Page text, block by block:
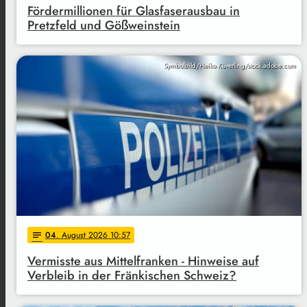
Fördermillionen für Glasfaserausbau in
Pretzfeld und Gößweinstein
Symbolbild/Heiko Küverling/stock.adobe.com
notes 04. August 2026 10:57
Vermisste aus Mittelfranken - Hinweise auf
Verbleib in der Fränkischen Schweiz?